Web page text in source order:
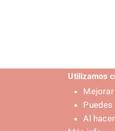
Utilizamos
Al